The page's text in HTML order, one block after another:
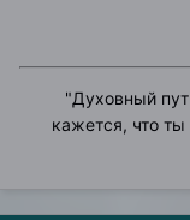
"Духовный
кажется, что